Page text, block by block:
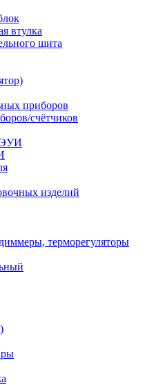
втулка
щита
приборов
счётчиков
ЭУИ
изделий
терморегуляторы